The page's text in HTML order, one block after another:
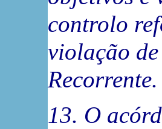
controlo
violação
Recorrente.
13. O